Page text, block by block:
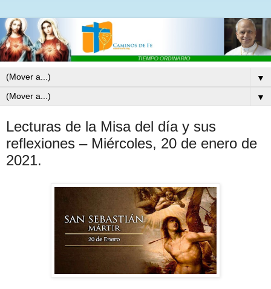
▼
▼
Lecturas de la Misa del día y sus
reflexiones – Miércoles, 20 de enero de
2021.